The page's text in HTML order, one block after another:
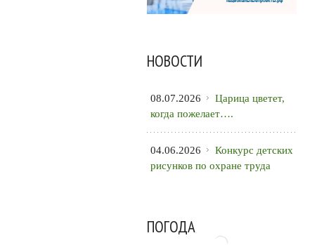
НОВОСТИ
08.07.2026
Царица цветет,
когда пожелает….
04.06.2026
Конкурс детских
рисунков по охране труда
ПОГОДА